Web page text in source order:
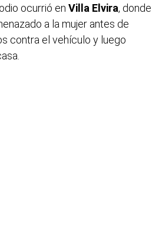
ocurrió en Villa Elvira, donde
a la mujer antes de
contra el vehículo y luego